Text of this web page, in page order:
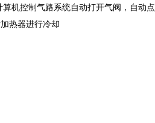
机控制气路系统自动打开气阀，自动点
热器进行冷却